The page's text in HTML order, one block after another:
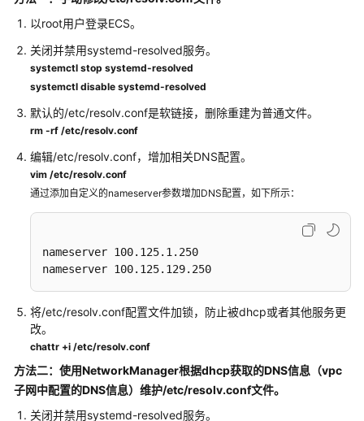
最
佳
实
践
术
白
皮
书
考
场
景
代
码
以root用户登录ECS。
关闭并禁用systemd-resolved服务。
systemctl stop systemd-resolved
systemctl disable systemd-resolved
默认的/etc/resolv.conf是软链接，删除重建为普通文件。
rm -rf /etc/resolv.conf
编辑/etc/resolv.conf，增加相关DNS配置。
vim /etc/resolv.conf
通过添加自定义的nameserver参数增加DNS配置，如下所示：
nameserver 100.125.1.250
nameserver 100.125.129.250
将/etc/resolv.conf配置文件加锁，防止被dhcp或者其他服务更
改。
chattr +i /etc/resolv.conf
方法二：使用NetworkManager根据dhcp获取的DNS信息（vpc
子网中配置的DNS信息）维护/etc/resolv.conf文件。
关闭并禁用systemd-resolved服务。